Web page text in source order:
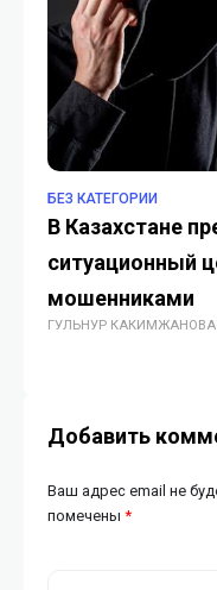
БЕЗ КАТЕГОРИИ
В Казахстане
ситуационный
мошенниками
ГУЛЬНУР КАКИМЖАНОВА
Добавить
Ваш адрес email не
помечены *